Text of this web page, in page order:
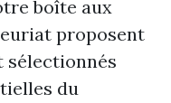
boîte aux
proposent
sélectionnés
du